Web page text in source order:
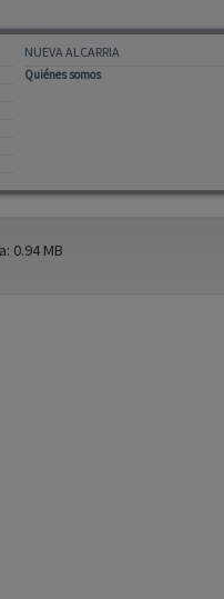
NUEVA ALCARRIA
Quiénes somos
0.94 MB